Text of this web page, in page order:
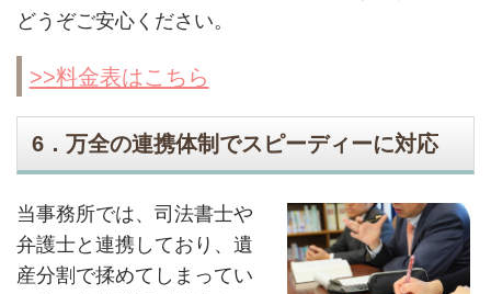
どうぞご安心ください。
>>料金表はこちら
6．万全の連携体制でスピーディーに対応
当事務所では、司法書士や
弁護士と連携しており、遺
産分割で揉めてしまってい